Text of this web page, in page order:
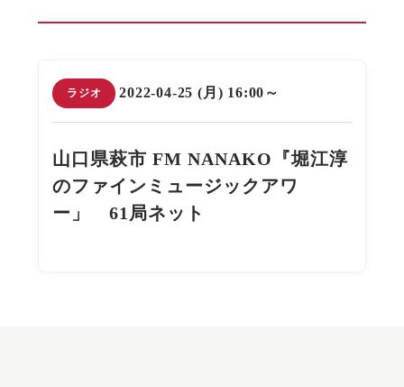
ラジオ 2022-04-25 (月) 16:00～
山口県萩市 FM NANAKO『堀江淳
のファインミュージックアワ
ー」 61局ネット